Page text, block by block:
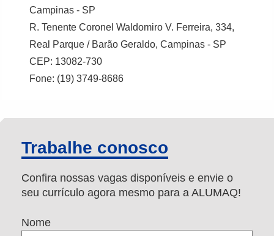
Campinas - SP
R. Tenente Coronel Waldomiro V. Ferreira, 334,
Real Parque / Barão Geraldo, Campinas - SP
CEP: 13082-730
Fone: (19) 3749-8686
Trabalhe conosco
Confira nossas vagas disponíveis e envie o
seu currículo agora mesmo para a ALUMAQ!
Nome